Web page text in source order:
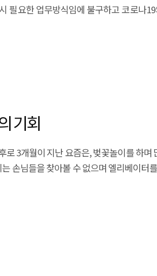
요한 업무방식임에 불구하고 코로나
기회
3개월이 지난 요즘은, 벚꽃놀이를 하
손님들을 찾아볼 수 없으며 엘리베이터